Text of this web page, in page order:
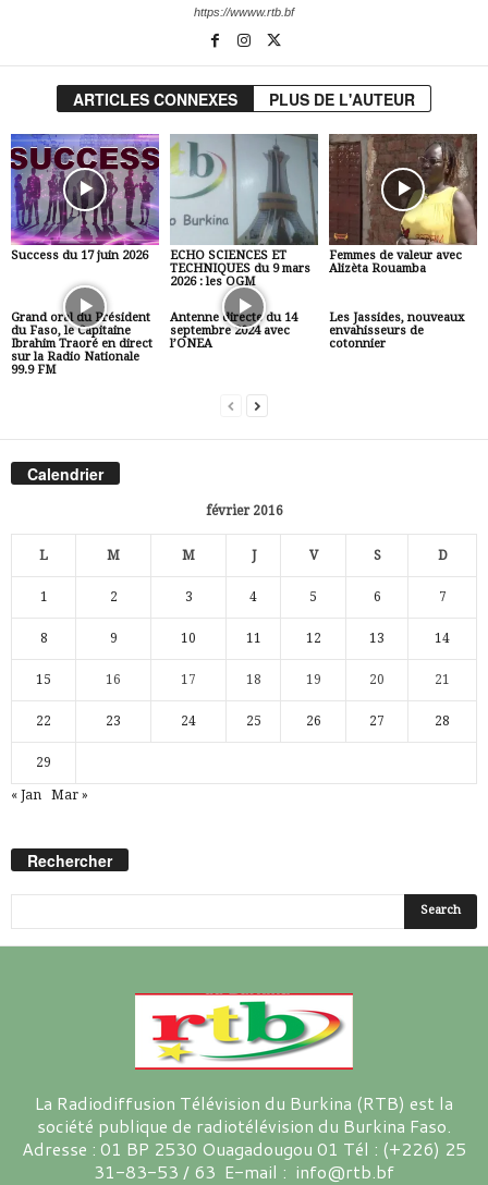
https://wwww.rtb.bf
ARTICLES CONNEXES PLUS DE L'AUTEUR
Success du 17 juin 2026
ECHO SCIENCES ET
TECHNIQUES du 9 mars
2026 : les OGM
Femmes de valeur avec
Alizèta Rouamba
Grand oral du Président
du Faso, le Capitaine
Ibrahim Traoré en direct
sur la Radio Nationale
99.9 FM
Antenne directe du 14
septembre 2024 avec
l’ONEA
Les Jassides, nouveaux
envahisseurs de
cotonnier
Calendrier
février 2016
L M M J V S D
1 2 3 4 5 6 7
8 9 10 11 12 13 14
15 16 17 18 19 20 21
22 23 24 25 26 27 28
29
« Jan Mar »
Rechercher
La Radiodiffusion Télévision du Burkina (RTB) est la
société publique de radiotélévision du Burkina Faso.
Adresse : 01 BP 2530 Ouagadougou 01 Tél : (+226) 25
31-83-53 / 63 E-mail : info@rtb.bf